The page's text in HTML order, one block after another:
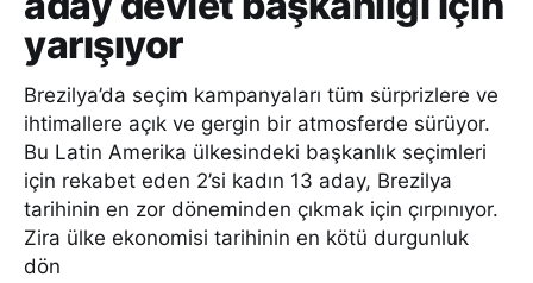
yarışıyor
Brezilya’da seçim kampanyaları tüm sürprizlere ve
ihtimallere açık ve gergin bir atmosferde sürüyor.
Bu Latin Amerika ülkesindeki başkanlık seçimleri
için rekabet eden 2’si kadın 13 aday, Brezilya
tarihinin en zor döneminden çıkmak için çırpınıyor.
Zira ülke ekonomisi tarihinin en kötü durgunluk
dön